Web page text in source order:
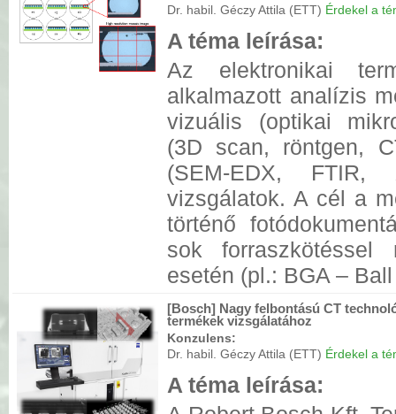
Dr. habil. Géczy Attila (ETT) Érdekel a
A téma leírása:
Az elektronikai
alkalmazott analízis
vizuális (optikai
(3D scan, röntgen,
(SEM-EDX, FTIR,
vizsgálatok. A cél a
történő
sok forraszkötéssel
esetén (pl.: BGA –
[Bosch] Nagy felbontású CT
termékek vizsgálatához
Konzulens:
Dr. habil. Géczy Attila (ETT) Érdekel a
A téma leírása: